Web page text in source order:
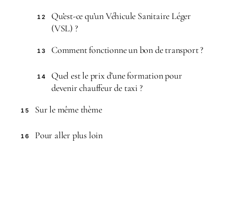
12
Qu’est-ce qu’un Véhicule Sanitaire Léger
(VSL) ?
13 Comment fonctionne un bon de transport ?
14
Quel est le prix d’une formation pour
devenir chauffeur de taxi ?
15 Sur le même thème
16 Pour aller plus loin